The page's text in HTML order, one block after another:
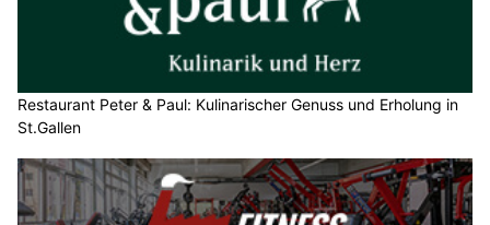
Restaurant Peter & Paul: Kulinarischer Genuss und Erholung in
St.Gallen